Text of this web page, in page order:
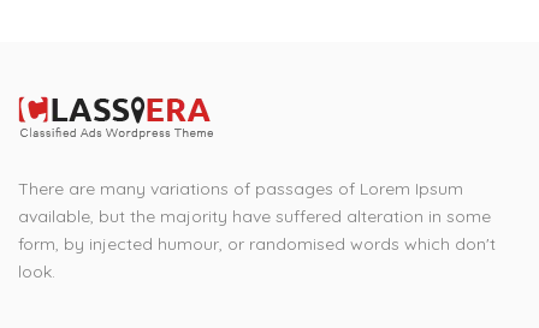
be
chosen
on
There are many variations of passages of Lorem Ipsum
available, but the majority have suffered alteration in some
form, by injected humour, or randomised words which don't
look.